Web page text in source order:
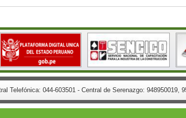
Telefónica: 044-603501 - Central de Serenazgo: 948950019,